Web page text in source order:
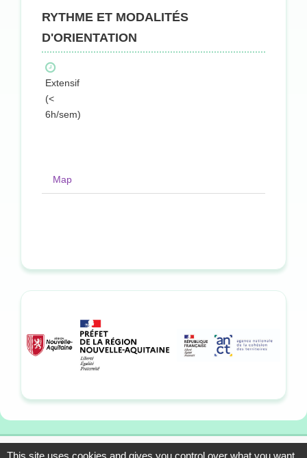
RYTHME ET MODALITÉS
D'ORIENTATION
Extensif
(<
6h/sem)
Map
This site uses cookies and gives you control over what you want